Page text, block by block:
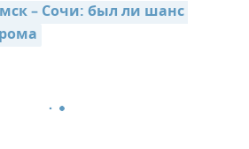
– Сочи: был ли шанс